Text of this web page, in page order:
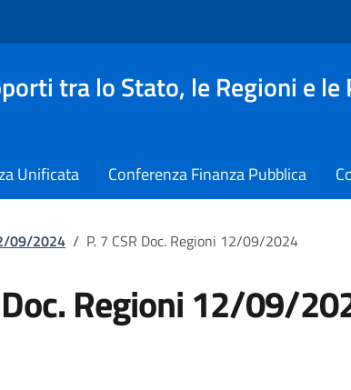
tra lo Stato, le Regioni e le
Unificata Conferenza Finanza Pubblica
09/2024 / P. 7 CSR Doc. Regioni 12/09/2024
Doc. Regioni 12/09/